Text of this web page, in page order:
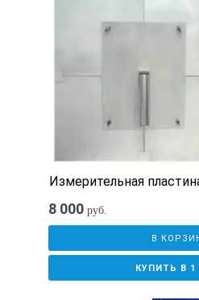
TDS: 0,00 мг/л — 50,0 г/л NaCl
удельное сопротивление:
ТЕХНИЧЕСКИЕ
HQ2200
Погрешность
приводимость: 0,5% от
Измерительная
8 000 руб.
В
КУПИТЬ В 1